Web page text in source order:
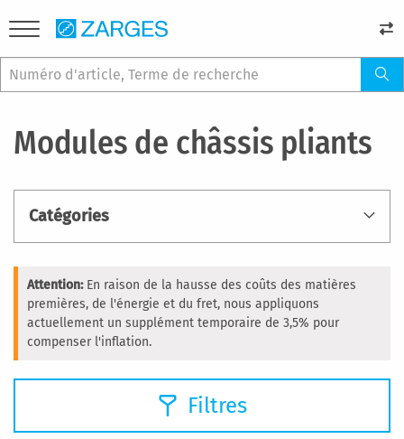
Modules de châssis pliants
Attention:En raison de la hausse des coûts des matières
premières, de l'énergie et du fret, nous appliquons
actuellement un supplément temporaire de 3,5% pour
compenser l'inflation.
Filtres
Catégories